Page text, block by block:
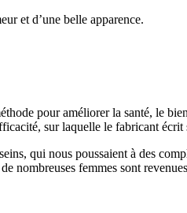
et d’une belle apparence.
pour améliorer la santé, le
sur laquelle le fabricant
qui nous poussaient à des
nombreuses femmes sont